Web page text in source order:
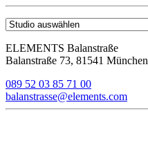
ELEMENTS Balanstraße
Balanstraße 73, 81541 München
089 52 03 85 71 00
balanstrasse@elements.com